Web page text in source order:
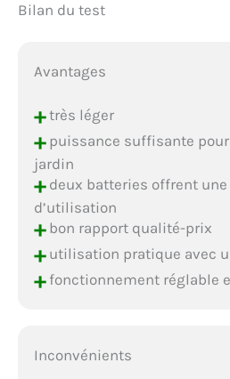
Bilan du test
Avantages
+très léger
+puissance suffisante
jardin
+deux batteries offrent une
d’utilisation
+bon rapport qualité-prix
+utilisation pratique avec
+fonctionnement réglable
Inconvénients